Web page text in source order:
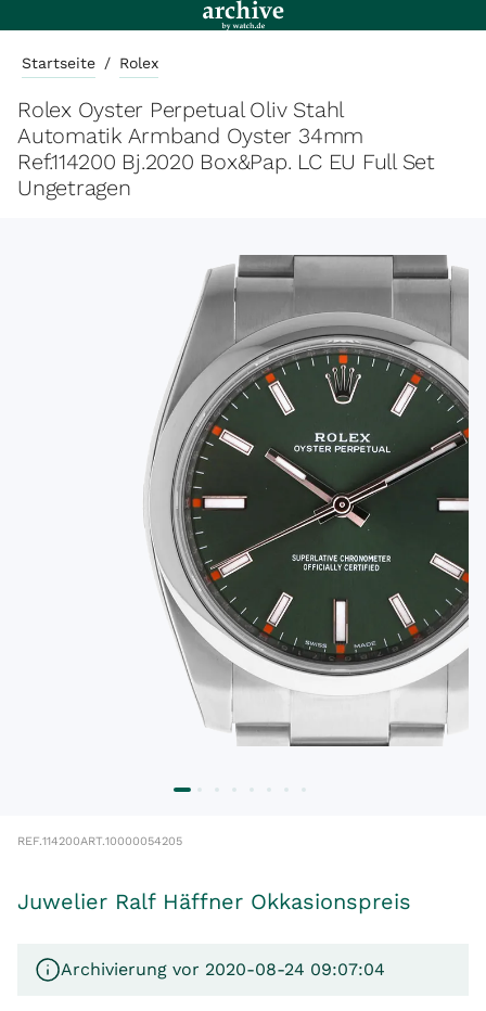
Startseite / Rolex
Rolex Oyster Perpetual Oliv Stahl
Automatik Armband Oyster 34mm
Ref.114200 Bj.2020 Box&Pap. LC EU Full Set
Ungetragen
REF.114200ART.10000054205
Juwelier Ralf Häffner Okkasionspreis
Archivierung vor 2020-08-24 09:07:04